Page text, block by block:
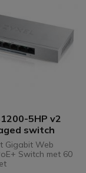
5HP v2
switch
Gigabit Web
Switch met 60